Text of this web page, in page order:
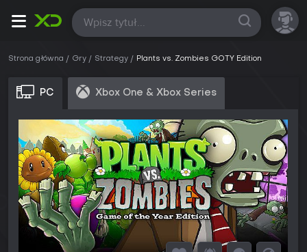
Wszystkie
Strona główna Gry Strategy Plants vs. Zombies GOTY Edition
PC Xbox One & Xbox Series